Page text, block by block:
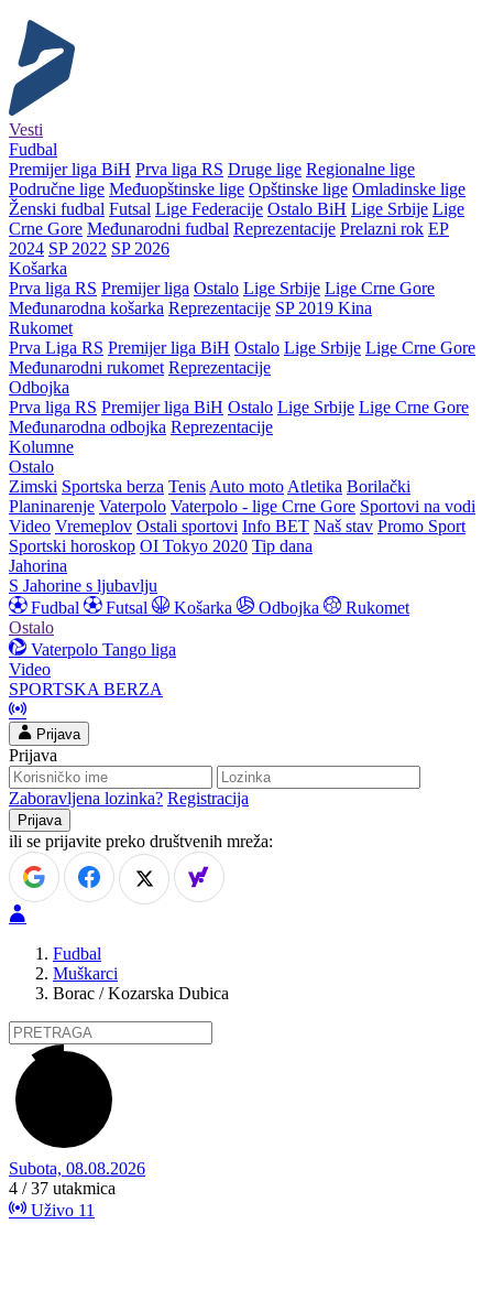
Vesti
Fudbal
Premijer liga BiH Prva liga RS Druge lige Regionalne lige
Područne lige Međuopštinske lige Opštinske lige Omladinske lige
Ženski fudbal Futsal Lige Federacije Ostalo BiH Lige Srbije Lige
Crne Gore Međunarodni fudbal Reprezentacije Prelazni rok EP
2024 SP 2022 SP 2026
Košarka
Prva liga RS Premijer liga Ostalo Lige Srbije Lige Crne Gore
Međunarodna košarka Reprezentacije SP 2019 Kina
Rukomet
Prva Liga RS Premijer liga BiH Ostalo Lige Srbije Lige Crne Gore
Međunarodni rukomet Reprezentacije
Odbojka
Prva liga RS Premijer liga BiH Ostalo Lige Srbije Lige Crne Gore
Međunarodna odbojka Reprezentacije
Kolumne
Ostalo
Zimski Sportska berza Tenis Auto moto Atletika Borilački
Planinarenje Vaterpolo Vaterpolo - lige Crne Gore Sportovi na vodi
Video Vremeplov Ostali sportovi Info BET Naš stav Promo Sport
Sportski horoskop OI Tokyo 2020 Tip dana
Jahorina
S Jahorine s ljubavlju
Fudbal
Futsal Košarka Odbojka
Rukomet
Ostalo
Vaterpolo Tango liga
Video
SPORTSKA BERZA
Prijava
Prijava
Zaboravljena lozinka? Registracija
ili se prijavite preko društvenih mreža:
Fudbal
Muškarci
Borac / Kozarska Dubica
Subota, 08.08.2026
4 / 37 utakmica
Uživo 11